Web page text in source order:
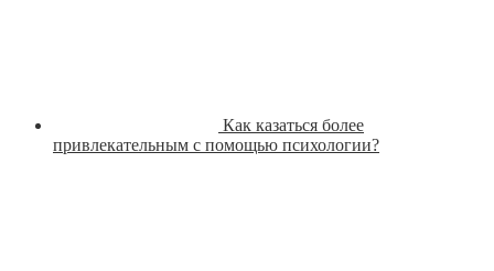
Как казаться более
привлекательным с помощью психологии?